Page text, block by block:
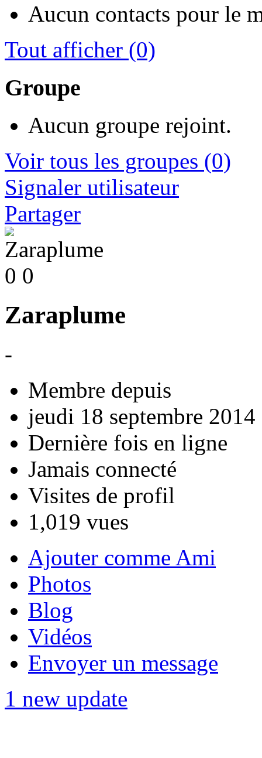
Aucun contacts pour le
Tout afficher (0)
Groupe
Aucun groupe rejoint.
Voir tous les groupes (0)
Signaler utilisateur
Partager
0 0
Zaraplume
-
Membre depuis
jeudi 18 septembre
Dernière fois en ligne
Jamais connecté
Visites de profil
1,019 vues
Ajouter comme Ami
Photos
Blog
Vidéos
Envoyer un message
1 new update